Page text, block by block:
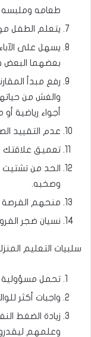
طعامه وملبسه
يتعلم الطفل
يسهل على
بعضهما البعض
رفع مبدأ
والغش من
أجواء رياضية
عدم التقييد
تعميق علاقتك
الحد من تشتيت
وصخبه.
منحهم الفرصة
نسيان ضجر
سلبيات التعليم
تحمل مسؤولية
واجبات أكثر
زيادة الضغط
وعلمهم